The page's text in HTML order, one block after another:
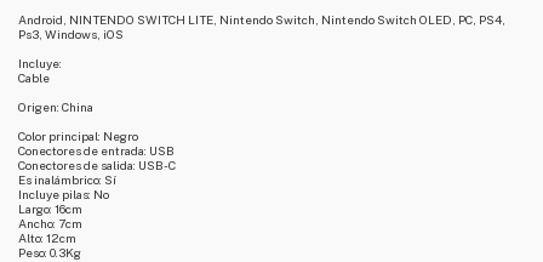
Android, NINTENDO SWITCH LITE, Nintendo Switch, Nintendo Switch OLED, PC, PS4,
Ps3, Windows, iOS
Incluye:
Cable
Origen: China
Color principal: Negro
Conectores de entrada: USB
Conectores de salida: USB-C
Es inalámbrico: Sí
Incluye pilas: No
Largo: 16cm
Ancho: 7cm
Alto: 12cm
Peso: 0.3Kg